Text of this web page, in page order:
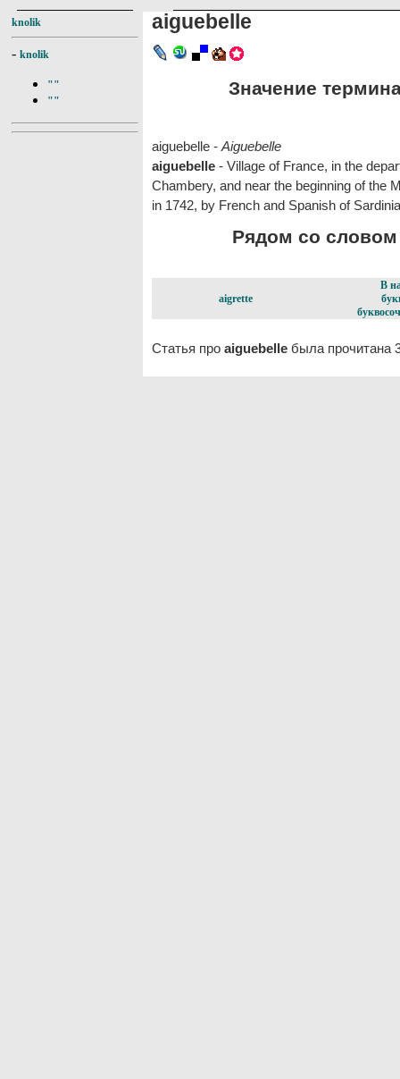
knolik
- knolik
""
""
aiguebelle
Значение
aiguebelle - Aiguebelle
aiguebelle - Village of France, in the
Chambery, and near the beginning of the
in 1742, by French and Spanish of
Рядом со
aigrette
В
Статья про aiguebelle была прочитана